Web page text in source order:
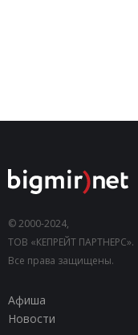
© 2000-2024,
ТОВ «КЕПРЕЙТ ПАРТНЕРС».
Все права защищены.
Афиша
Новости